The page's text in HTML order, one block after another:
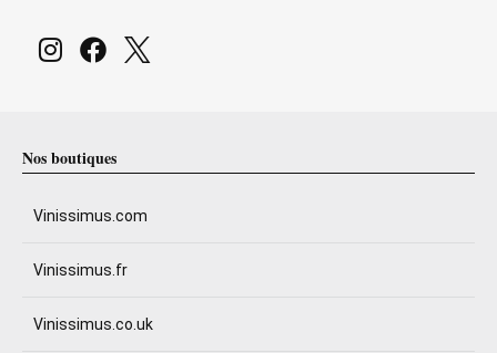
Nos boutiques
Vinissimus.com
Vinissimus.fr
Vinissimus.co.uk